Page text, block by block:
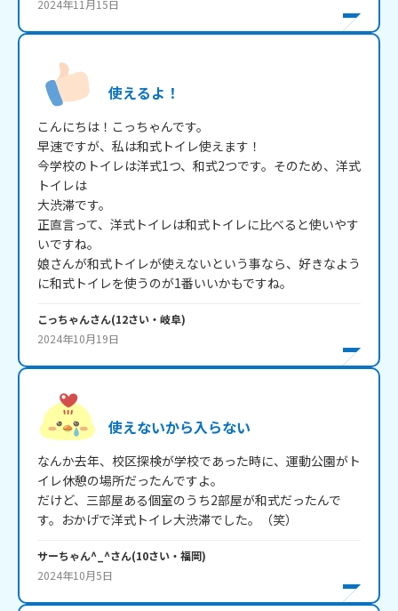
2024年11月15日
使えるよ！
こんにちは！こっちゃんです。
早速ですが、私は和式トイレ使えます！
今学校のトイレは洋式1つ、和式2つです。そのため、洋式
トイレは
大渋滞です。
正直言って、洋式トイレは和式トイレに比べると使いやす
いですね。
娘さんが和式トイレが使えないという事なら、好きなよう
に和式トイレを使うのが1番いいかもですね。
こっちゃんさん(12さい・ 岐阜)
2024年10月19日
使えないから入らない
なんか去年、校区探検が学校であった時に、運動公園がト
イレ休憩の場所だったんですよ。
だけど、三部屋ある個室のうち2部屋が和式だったんで
す。おかげで洋式トイレ大渋滞でした。（笑）
サーちゃん^_^さん(10さい・ 福岡)
2024年10月5日